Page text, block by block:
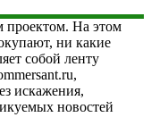
проектом. На этом
ни какие
собой ленту
искажения,
новостей